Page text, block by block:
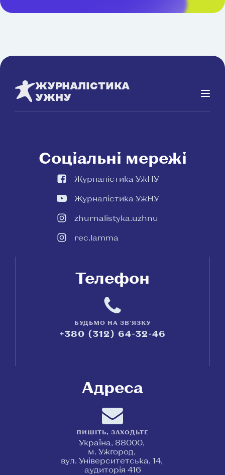
ЖУРНАЛІСТИКА
УЖНУ
Соціальні мережі
Журналістика УжНУ
Журналістика УжНУ
zhurnalistyka.uzhnu
rec.lamma
Телефон
БУДЬМО НА ЗВ'ЯЗКУ
+380 (312) 64-32-46
Адреса
ПИШІТЬ, ЗАХОДЬТЕ
Україна, 88000,
м. Ужгород,
вул. Університетська, 14,
аудиторія 416